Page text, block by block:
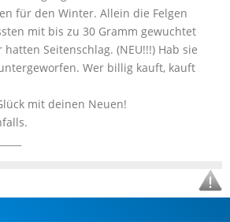
für den Winter. Allein die Felgen
mit bis zu 30 Gramm gewuchtet
Seitenschlag. (NEU!!!) Hab sie
Wer billig kauft, kauft
mit deinen Neuen!